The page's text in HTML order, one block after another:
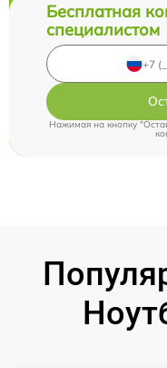
Бесплатная
специалистом
Нажимая на кнопку